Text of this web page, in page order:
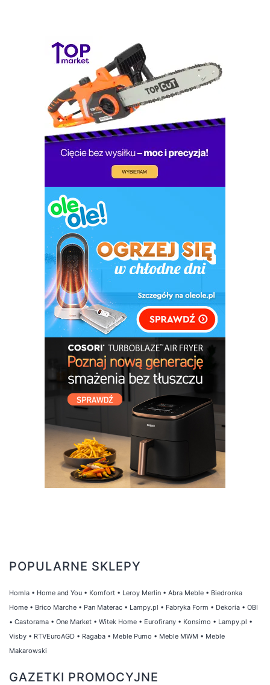
POPULARNE SKLEPY
Homla • Home and You • Komfort • Leroy Merlin • Abra Meble • Biedronka
Home • Brico Marche • Pan Materac • Lampy.pl • Fabryka Form • Dekoria • OBI
• Castorama • One Market • Witek Home • Eurofirany • Konsimo • Lampy.pl •
Visby • RTVEuroAGD • Ragaba • Meble Pumo • Meble MWM • Meble
Makarowski
GAZETKI PROMOCYJNE